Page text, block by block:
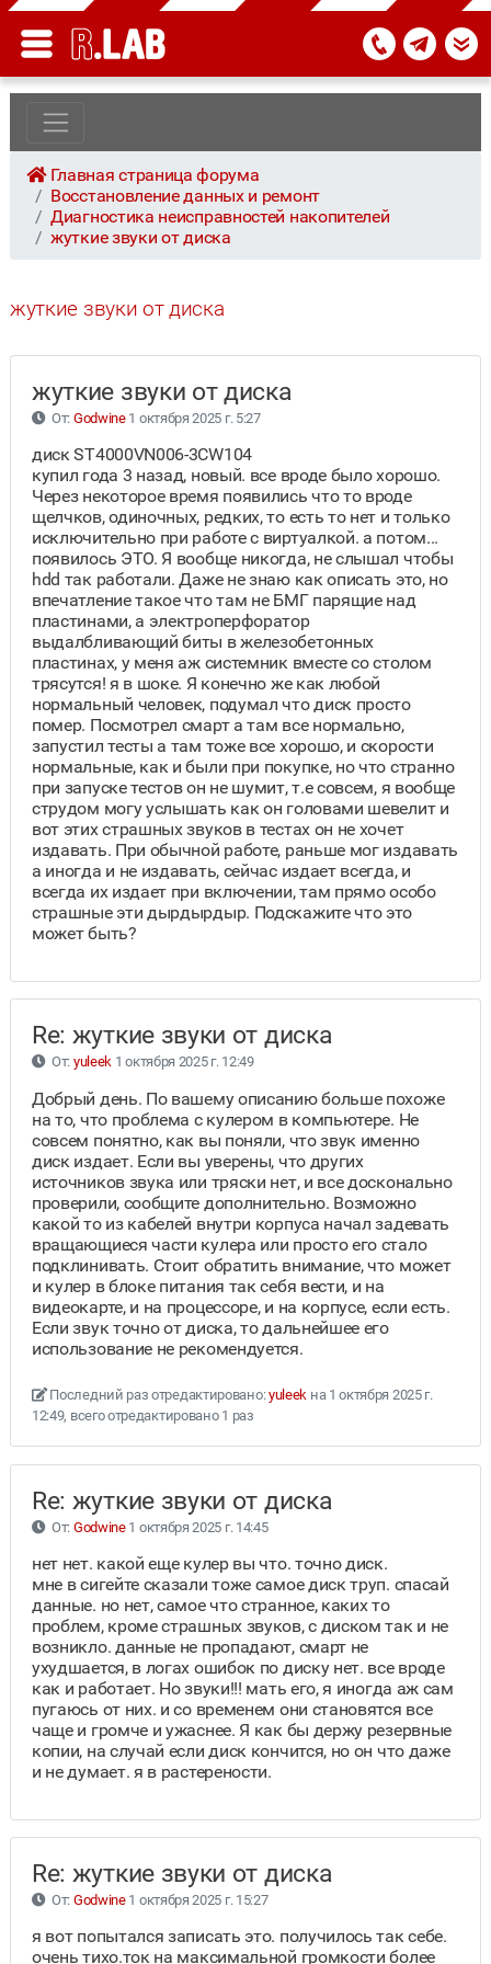
Главная страница форума
Восстановление данных и ремонт
Диагностика неисправностей накопителей
жуткие звуки от диска
жуткие звуки от диска
жуткие звуки от диска
От: Godwine1 октября 2025 г. 5:27
диск ST4000VN006-3CW104
купил года 3 назад, новый. все вроде было хорошо.
Через некоторое время появились что то вроде
щелчков, одиночных, редких, то есть то нет и только
исключительно при работе с виртуалкой. а потом...
появилось ЭТО. Я вообще никогда, не слышал чтобы
hdd так работали. Даже не знаю как описать это, но
впечатление такое что там не БМГ парящие над
пластинами, а электроперфоратор
выдалбливающий биты в железобетонных
пластинах, у меня аж системник вместе со столом
трясутся! я в шоке. Я конечно же как любой
нормальный человек, подумал что диск просто
помер. Посмотрел смарт а там все нормально,
запустил тесты а там тоже все хорошо, и скорости
нормальные, как и были при покупке, но что странно
при запуске тестов он не шумит, т.е совсем, я вообще
струдом могу услышать как он головами шевелит и
вот этих страшных звуков в тестах он не хочет
издавать. При обычной работе, раньше мог издавать
а иногда и не издавать, сейчас издает всегда, и
всегда их издает при включении, там прямо особо
страшные эти дырдырдыр. Подскажите что это
может быть?
Re: жуткие звуки от диска
От: yuleek 1 октября 2025 г. 12:49
Добрый день. По вашему описанию больше похоже
на то, что проблема с кулером в компьютере. Не
совсем понятно, как вы поняли, что звук именно
диск издает. Если вы уверены, что других
источников звука или тряски нет, и все досконально
проверили, сообщите дополнительно. Возможно
какой то из кабелей внутри корпуса начал задевать
вращающиеся части кулера или просто его стало
подклинивать. Стоит обратить внимание, что может
и кулер в блоке питания так себя вести, и на
видеокарте, и на процессоре, и на корпусе, если есть.
Если звук точно от диска, то дальнейшее его
использование не рекомендуется.
Последний раз отредактировано:yuleek на 1 октября 2025 г.
12:49, всего отредактировано 1 раз
Re: жуткие звуки от диска
От: Godwine1 октября 2025 г. 14:45
нет нет. какой еще кулер вы что. точно диск.
мне в сигейте сказали тоже самое диск труп. спасай
данные. но нет, самое что странное, каких то
проблем, кроме страшных звуков, с диском так и не
возникло. данные не пропадают, смарт не
ухудшается, в логах ошибок по диску нет. все вроде
как и работает. Но звуки!!! мать его, я иногда аж сам
пугаюсь от них. и со временем они становятся все
чаще и громче и ужаснее. Я как бы держу резервные
копии, на случай если диск кончится, но он что даже
и не думает. я в растерености.
Re: жуткие звуки от диска
От: Godwine1 октября 2025 г. 15:27
я вот попытался записать это. получилось так себе.
очень тихо.ток на максимальной громкости более